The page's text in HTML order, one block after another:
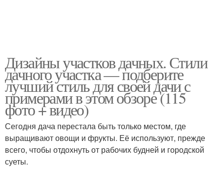
Дизайны участков дачных. Стили
дачного участка — подберите
лучший стиль для своей дачи с
примерами в этом обзоре (115
фото + видео)
Сегодня дача перестала быть только местом, где
выращивают овощи и фрукты. Её используют, прежде
всего, чтобы отдохнуть от рабочих будней и городской
суеты.